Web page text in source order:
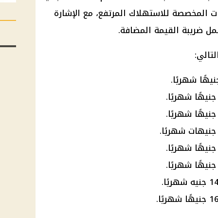
المخصصة للاستهلاك المرتفع، مع الإشارة
ضريبة القيمة المضافة.